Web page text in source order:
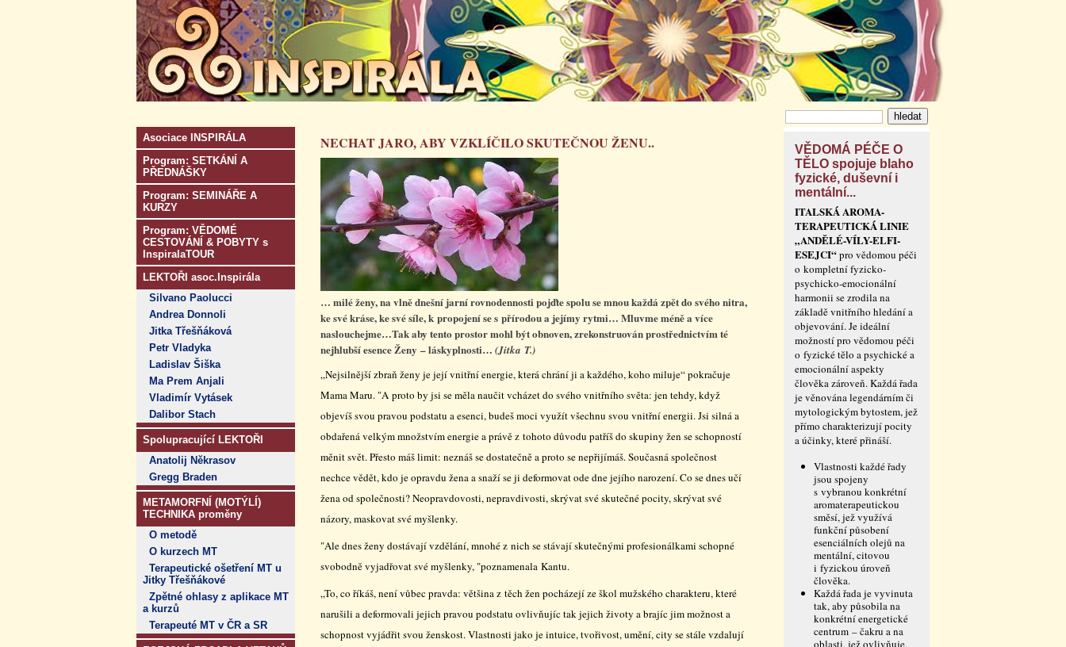
Asociace INSPIRÁLA
Program: SETKÁNÍ A
PŘEDNÁŠKY
Program: SEMINÁŘE A
KURZY
Program: VĚDOMÉ
CESTOVÁNÍ & POBYTY s
InspiralaTOUR
LEKTOŘI asoc.Inspirála
Silvano Paolucci
Andrea Donnoli
Jitka Třešňáková
Petr Vladyka
Ladislav Šiška
Ma Prem Anjali
Vladimír Vytásek
Dalibor Stach
Spolupracující LEKTOŘI
Anatolij Někrasov
Gregg Braden
METAMORFNÍ (MOTÝLÍ)
TECHNIKA proměny
O metodě
O kurzech MT
Terapeutické ošetření MT u
Jitky Třešňákové
Zpětné ohlasy z aplikace MT
a kurzů
Terapeuté MT v ČR a SR
NECHAT JARO, ABY VZKLÍČILO SKUTEČNOU ŽENU..
… milé ženy, na vlně dnešní jarní rovnodennosti pojďte spolu se mnou každá zpět do svého nitra,
ke své kráse, ke své síle, k propojení se s přírodou a jejímy rytmi… Mluvme méně a více
naslouchejme…Tak aby tento prostor mohl být obnoven, zrekonstruován prostřednictvím té
nejhlubší esence Ženy – láskyplnosti… (Jitka T.)
„Nejsilnější zbraň ženy je její vnitřní energie, která chrání ji a každého, koho miluje“ pokračuje
Mama Maru. "A proto by jsi se měla naučit vcházet do svého vnitřního světa: jen tehdy, když
objevíš svou pravou podstatu a esenci, budeš moci využít všechnu svou vnitřní energii. Jsi silná a
obdařená velkým množstvím energie a právě z tohoto důvodu patříš do skupiny žen se schopností
měnit svět. Přesto máš limit: neznáš se dostatečně a proto se nepřijímáš. Současná společnost
nechce vědět, kdo je opravdu žena a snaží se ji deformovat ode dne jejího narození. Co se dnes učí
žena od společnosti? Neopravdovosti, nepravdivosti, skrývat své skutečné pocity, skrývat své
názory, maskovat své myšlenky.
"Ale dnes ženy dostávají vzdělání, mnohé z nich se stávají skutečnými profesionálkami schopné
svobodně vyjadřovat své myšlenky, "poznamenala Kantu.
„To, co říkáš, není vůbec pravda: většina z těch žen pocházejí ze škol mužského charakteru, které
narušili a deformovali jejich pravou podstatu ovlivňujíc tak jejich životy a brajíc jim možnost a
schopnost vyjádřit svou ženskost. Vlastnosti jako je intuice, tvořivost, umění, city se stále vzdalují
VĚDOMÁ PÉČE O
TĚLO spojuje blaho
fyzické, duševní i
mentální...
ITALSKÁ AROMA-
TERAPEUTICKÁ LINIE
„ANDĚLÉ-VÍLY-ELFI-
ESEJCI“pro vědomou péči
o kompletní fyzicko-
psychicko-emocionální
harmonii se zrodila na
základě vnitřního hledání a
objevování. Je ideální
možností pro vědomou péči
o fyzické tělo a psychické a
emocionální aspekty
člověka zároveň. Každá řada
je věnována legendárním či
mytologickým bytostem, jež
přímo charakterizují pocity
a účinky, které přináší.
Vlastnosti každé řady
jsou spojeny
s vybranou konkrétní
aromaterapeutickou
směsí, jež využívá
funkční působení
esenciálních olejů na
mentální, citovou
i fyzickou úroveň
člověka.
Každá řada je vyvinuta
tak, aby působila na
konkrétní energetické
centrum – čakru a na
oblasti, jež ovlivňuje.